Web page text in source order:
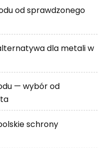
od sprawdzonego
dla metali w
— wybór od
schrony